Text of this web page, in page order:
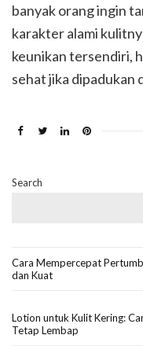
banyak orang ingin
karakter alami
keunikan tersendiri,
sehat jika dipadukan
Search
Cara Mempercepat
dan Kuat
Lotion untuk Kulit Kering:
Tetap Lembap